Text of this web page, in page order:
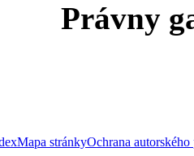
Právny
Mapa stránkyOchrana autorského